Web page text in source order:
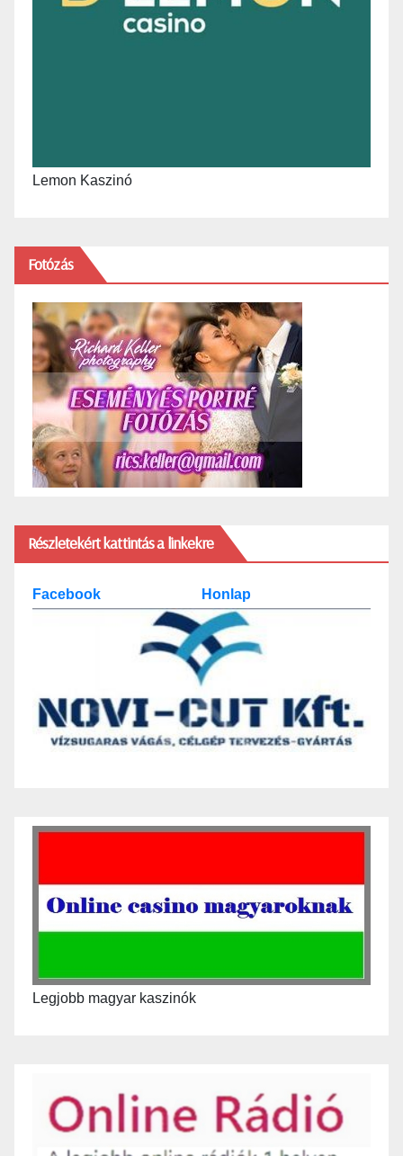
Lemon Kaszinó
Fotózás
Részletekért kattintás a linkekre
Facebook Honlap
Legjobb magyar kaszinók